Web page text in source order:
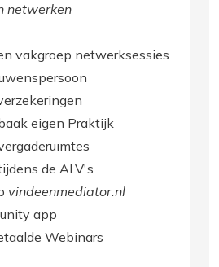
netwerken
vakgroep netwerksessies
eigen Praktijk
de ALV's
vindeenmediator.nl
app
Webinars